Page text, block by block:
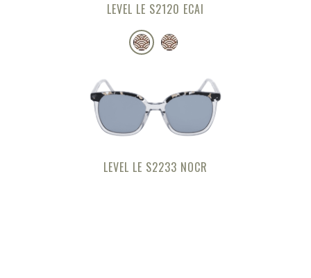
LEVEL LE S2120 ECAI
LEVEL LE S2233 NOCR